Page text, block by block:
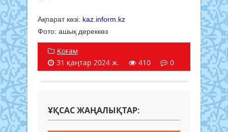
Ақпарат көзі: kaz.inform.kz
Фото: ашық дереккөз
Қоғам
31 қаңтар 2024 ж.
410 0
ҰҚСАС ЖАҢАЛЫҚТАР: